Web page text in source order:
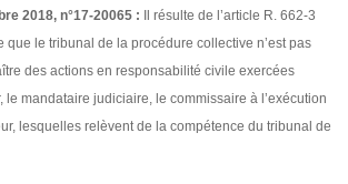
2018, n°17-20065 :
Il résulte de l’article R. 662-3
que le tribunal de la procédure collective n’est pas
des actions en responsabilité civile exercées
le mandataire judiciaire, le commissaire à l’exécution
lesquelles relèvent de la compétence du tribunal de